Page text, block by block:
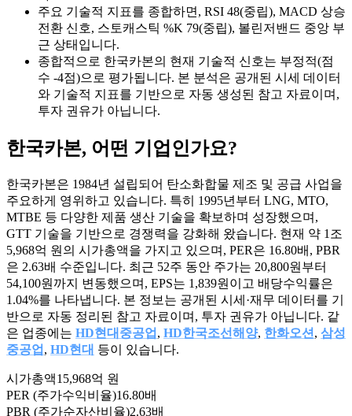
주요 기술적 지표를 종합하면, RSI 48(중립), MACD 상승
전환 신호, 스토캐스틱 %K 79(중립), 볼린저밴드 중앙 부
근 상태입니다.
종합적으로 한국카본의 현재 기술적 신호는 부정적(점
수 -4점)으로 평가됩니다. 본 분석은 공개된 시세 데이터
와 기술적 지표를 기반으로 자동 생성된 참고 자료이며,
투자 권유가 아닙니다.
한국카본, 어떤 기업인가요?
한국카본은 1984년 설립되어 탄소화합물 제조 및 공급 사업을
주요하게 영위하고 있습니다. 특히 1995년부터 LNG, MTO,
MTBE 등 다양한 제품 생산 기술을 확보하며 성장했으며,
GTT 기술을 기반으로 경쟁력을 강화해 왔습니다. 현재 약 1조
5,968억 원의 시가총액을 가지고 있으며, PER은 16.80배, PBR
은 2.63배 수준입니다. 최근 52주 동안 주가는 20,800원부터
54,100원까지 변동했으며, EPS는 1,839원이고 배당수익률은
1.04%를 나타냅니다. 본 정보는 공개된 시세·재무 데이터를 기
반으로 자동 정리된 참고 자료이며, 투자 권유가 아닙니다. 같
은 업종에는 HD현대중공업 , HD한국조선해양, 한화오션 , 삼성
중공업 , HD현대 등이 있습니다.
시가총액15,968억 원
PER (주가수익비율)16.80배
PBR (주가순자산비율)2.63배